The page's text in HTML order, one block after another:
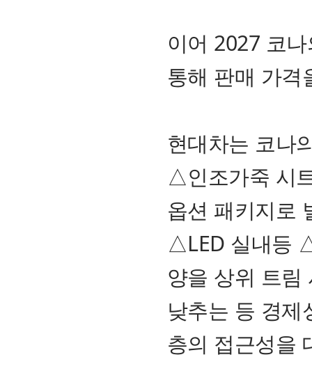
이어 2027 코
통해 판매 가격
현대차는 코나
△인조가죽 시
옵션 패키지로
△LED 실내등
양을 상위 트림
낮추는 등 경제
층의 접근성을